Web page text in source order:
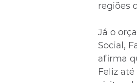
regiões
Já o
Social,
afirma
Feliz